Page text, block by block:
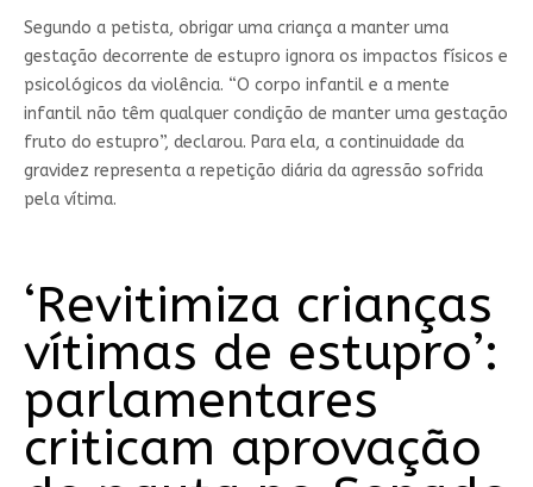
Segundo a petista, obrigar uma criança a manter uma
gestação decorrente de estupro ignora os impactos físicos e
psicológicos da violência. “O corpo infantil e a mente
infantil não têm qualquer condição de manter uma gestação
fruto do estupro”, declarou. Para ela, a continuidade da
gravidez representa a repetição diária da agressão sofrida
pela vítima.
‘Revitimiza crianças
vítimas de estupro’:
parlamentares
criticam aprovação